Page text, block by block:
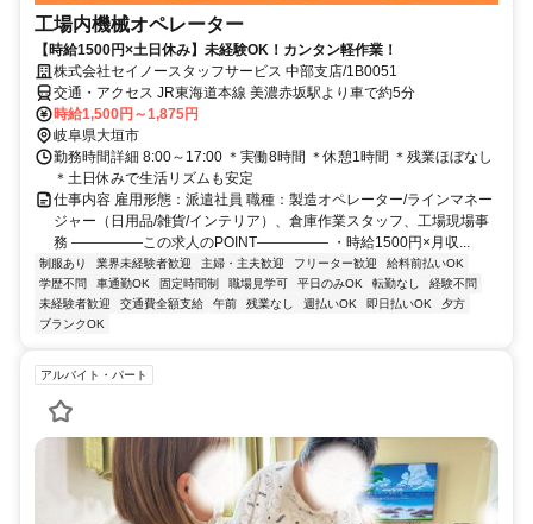
工場内機械オペレーター
【時給1500円×土日休み】未経験OK！カンタン軽作業！
株式会社セイノースタッフサービス 中部支店/1B0051
交通・アクセス JR東海道本線 美濃赤坂駅より車で約5分
時給1,500円～1,875円
岐阜県大垣市
勤務時間詳細 8:00～17:00 ＊実働8時間 ＊休憩1時間 ＊残業ほぼなし
＊土日休みで生活リズムも安定
仕事内容 雇用形態：派遣社員 職種：製造オペレーター/ラインマネー
ジャー（日用品/雑貨/インテリア）、倉庫作業スタッフ、工場現場事
務 ―――――この求人のPOINT――――― ・時給1500円×月収...
制服あり 業界未経験者歓迎 主婦・主夫歓迎 フリーター歓迎
給料前払いOK
学歴不問
車通勤OK 固定時間制 職場見学可 平日のみOK 転勤なし
経験不問
未経験者歓迎
交通費全額支給 午前 残業なし 週払いOK 即日払いOK
夕方
ブランクOK
アルバイト・パート